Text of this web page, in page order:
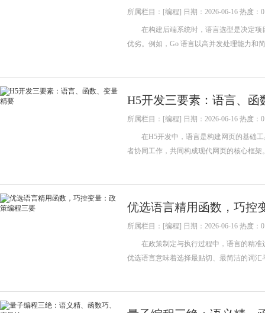
所属栏目：[编程] 日期：2026-06-16 热度：0
在构建后端系统时，语言选型是决定项
优劣。例如，Go 语言以高并发处理能力和
H5开发三要素：语言、函
所属栏目：[编程] 日期：2026-06-16 热度：0
在H5开发中，语言是构建网页的基础工
者协同工作，共同构成现代网页的核心框架
优选语言精用函数，巧控
所属栏目：[编程] 日期：2026-06-16 热度：0
在政策制定与执行过程中，语言的精准
优选语言意味着选择最贴切、最简洁的词